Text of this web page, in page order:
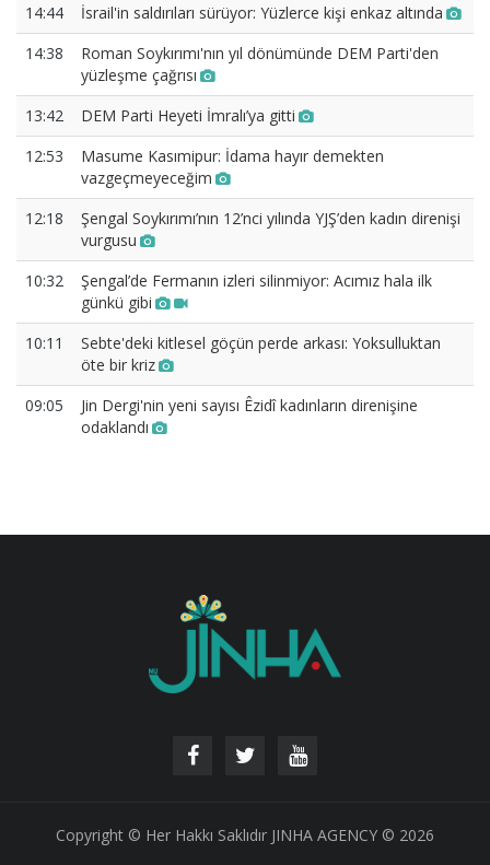
14:44
İsrail'in saldırıları sürüyor: Yüzlerce kişi enkaz altında
14:38
Roman Soykırımı'nın yıl dönümünde DEM Parti'den
yüzleşme çağrısı
13:42
DEM Parti Heyeti İmralı’ya gitti
12:53
Masume Kasımipur: İdama hayır demekten
vazgeçmeyeceğim
12:18
Şengal Soykırımı’nın 12’nci yılında YJŞ’den kadın direnişi
vurgusu
10:32
Şengal’de Fermanın izleri silinmiyor: Acımız hala ilk
günkü gibi
10:11
Sebte'deki kitlesel göçün perde arkası: Yoksulluktan
öte bir kriz
09:05
Jin Dergi'nin yeni sayısı Êzidî kadınların direnişine
odaklandı
Copyright © Her Hakkı Saklıdır JINHA AGENCY © 2026